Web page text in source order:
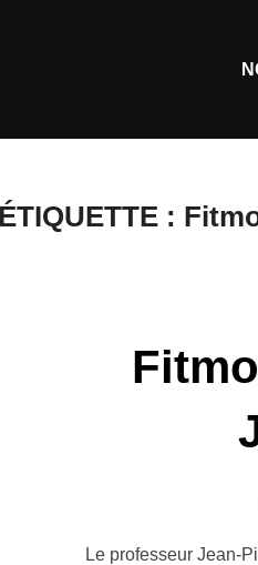
ÉTIQUETTE :
Le professeur Jean-